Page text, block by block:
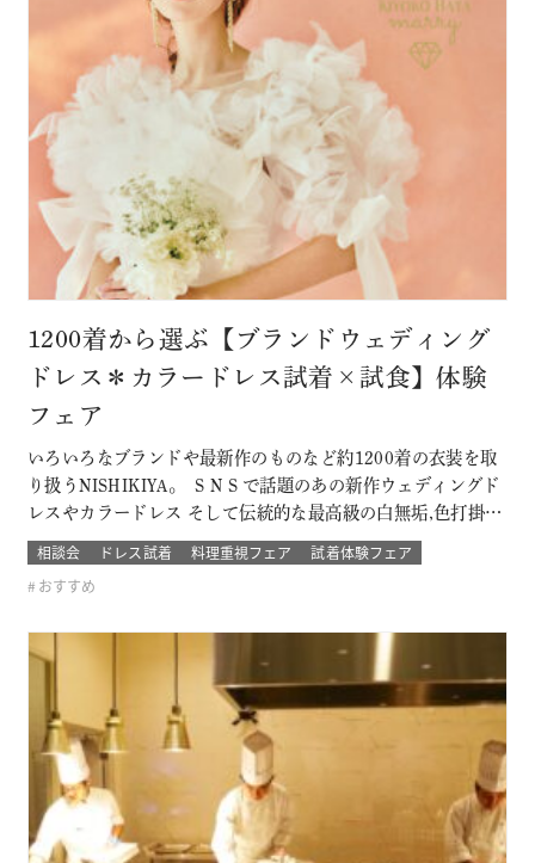
1200着から選ぶ【ブランドウェディング
ドレス＊カラードレス試着×試食】体験
フェア
いろいろなブランドや最新作のものなど約1200着の衣装を取
り扱うNISHIKIYA。 ＳＮＳで話題のあの新作ウェディングド
レスやカラードレス そして伝統的な最高級の白無垢,色打掛,本
振袖からブライズメイドの衣裳まで 衣裳のラインナップは品
質や数どちらとも県内でもトップレベル プロのドレスコーデ
ィネーターと打ち合わせをして結婚式当日の「運命の一着」
相談会 ドレス試着 料理重視フェア
試着体験フェア
おすすめ